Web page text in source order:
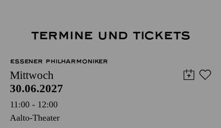
TERMINE UND TICKETS
ESSENER PHILHARMONIKER
Mittwoch
30.06.2027
11:00 - 12:00
Aalto-Theater